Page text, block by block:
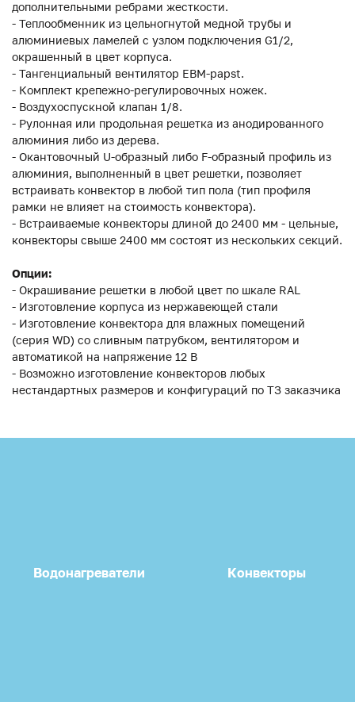
дополнительными ребрами жесткости.
- Теплообменник из цельногнутой медной трубы и
алюминиевых ламелей с узлом подключения G1/2,
окрашенный в цвет корпуса.
- Тангенциальный вентилятор EBM-papst.
- Комплект крепежно-регулировочных ножек.
- Воздухоспускной клапан 1/8.
- Рулонная или продольная решетка из анодированного
алюминия либо из дерева.
- Окантовочный U-образный либо F-образный профиль из
алюминия, выполненный в цвет решетки, позволяет
встраивать конвектор в любой тип пола (тип профиля
рамки не влияет на стоимость конвектора).
- Встраиваемые конвекторы длиной до 2400 мм - цельные,
конвекторы свыше 2400 мм состоят из нескольких секций.
Опции:
- Окрашивание решетки в любой цвет по шкале RAL
- Изготовление корпуса из нержавеющей стали
- Изготовление конвектора для влажных помещений
(серия WD) со сливным патрубком, вентилятором и
автоматикой на напряжение 12 В
- Возможно изготовление конвекторов любых
нестандартных размеров и конфигураций по ТЗ заказчика
Водонагреватели Конвекторы